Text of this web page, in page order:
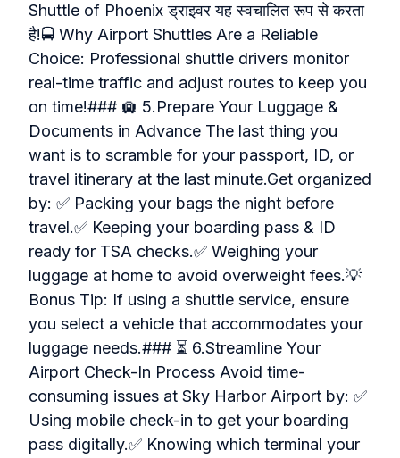
Shuttle of Phoenix ड्राइवर यह स्वचालित रूप से करता
है!🚍 Why Airport Shuttles Are a Reliable
Choice: Professional shuttle drivers monitor
real-time traffic and adjust routes to keep you
on time!### 🛄 5.Prepare Your Luggage &
Documents in Advance The last thing you
want is to scramble for your passport, ID, or
travel itinerary at the last minute.Get organized
by: ✅ Packing your bags the night before
travel.✅ Keeping your boarding pass & ID
ready for TSA checks.✅ Weighing your
luggage at home to avoid overweight fees.💡
Bonus Tip: If using a shuttle service, ensure
you select a vehicle that accommodates your
luggage needs.### ⏳ 6.Streamline Your
Airport Check-In Process Avoid time-
consuming issues at Sky Harbor Airport by: ✅
Using mobile check-in to get your boarding
pass digitally.✅ Knowing which terminal your